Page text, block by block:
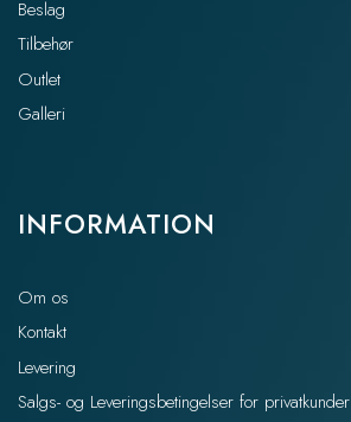
Beslag
Tilbehør
Outlet
Galleri
INFORMATION
Om os
Kontakt
Levering
Salgs- og Leveringsbetingelser for privatkunder